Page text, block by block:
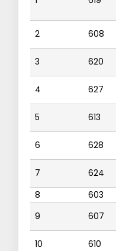
2 608
3 620
4 627
5 613
6 628
7 624
8
603
9
607
10 610